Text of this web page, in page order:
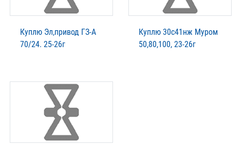
Куплю Эл,привод ГЗ-А
70/24. 25-26г
Куплю 30с41нж Муром
50,80,100, 23-26г